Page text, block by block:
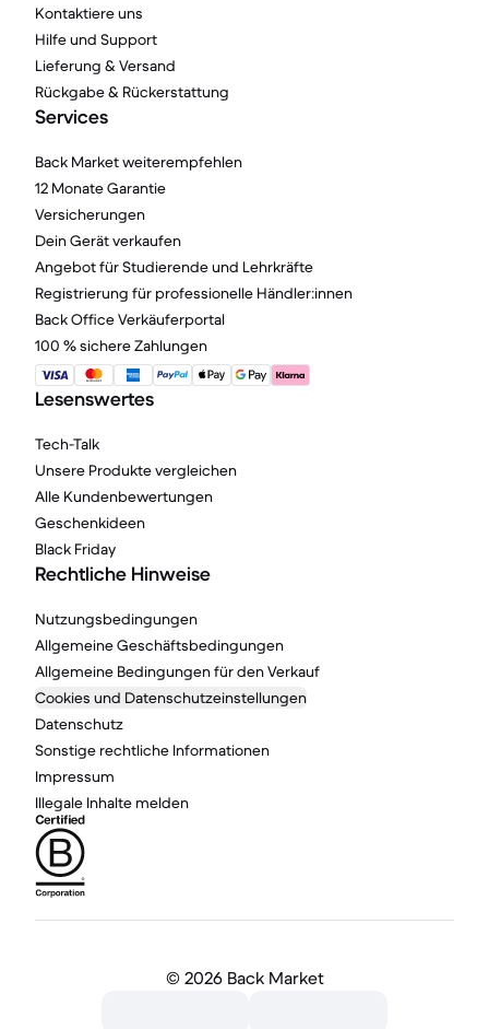
Kontaktiere uns
Hilfe und Support
Lieferung & Versand
Rückgabe & Rückerstattung
Services
Back Market weiterempfehlen
12 Monate Garantie
Versicherungen
Dein Gerät verkaufen
Angebot für Studierende und Lehrkräfte
Registrierung für professionelle Händler:innen
Back Office Verkäuferportal
100 % sichere Zahlungen
Lesenswertes
Tech-Talk
Unsere Produkte vergleichen
Alle Kundenbewertungen
Geschenkideen
Black Friday
Rechtliche Hinweise
Nutzungsbedingungen
Allgemeine Geschäftsbedingungen
Allgemeine Bedingungen für den Verkauf
Cookies und Datenschutzeinstellungen
Datenschutz
Sonstige rechtliche Informationen
Impressum
Illegale Inhalte melden
© 2026 Back Market